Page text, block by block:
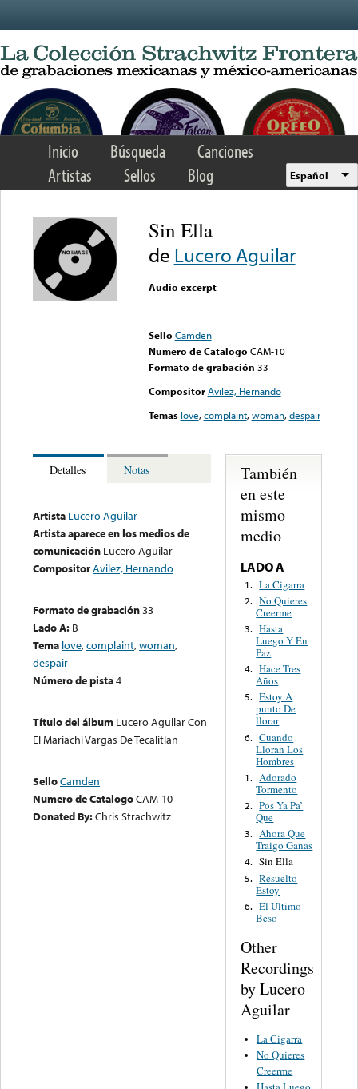
Inicio Búsqueda
Canciones
Artistas
Sellos Blog Español
Sin Ella
de Lucero Aguilar
Audio excerpt
Sello Camden
Numero de Catalogo CAM-10
Formato de grabación 33
Compositor Avilez, Hernando
Temas love,complaint,woman,despair
Detalles Notas
Artista Lucero Aguilar
Artista aparece en los medios de
comunicación Lucero Aguilar
CompositorAvilez, Hernando
Formato de grabación33
Lado A: B
Tema love,complaint,woman,
despair
Número de pista4
Título del álbum Lucero Aguilar Con
El Mariachi Vargas De Tecalitlan
SelloCamden
Numero de CatalogoCAM-10
Donated By:Chris Strachwitz
También
en este
mismo
medio
LADO A
1. La Cigarra
2. No Quieres
Creerme
3. Hasta
Luego Y En
Paz
4. Hace Tres
Años
5. Estoy A
punto De
llorar
6. Cuando
Lloran Los
Hombres
1. Adorado
Tormento
2. Pos Ya Pa’
Que
3. Ahora Que
Traigo Ganas
4. Sin Ella
5. Resuelto
Estoy
6. El Ultimo
Beso
Other
Recordings
by Lucero
Aguilar
La Cigarra
No Quieres
Creerme